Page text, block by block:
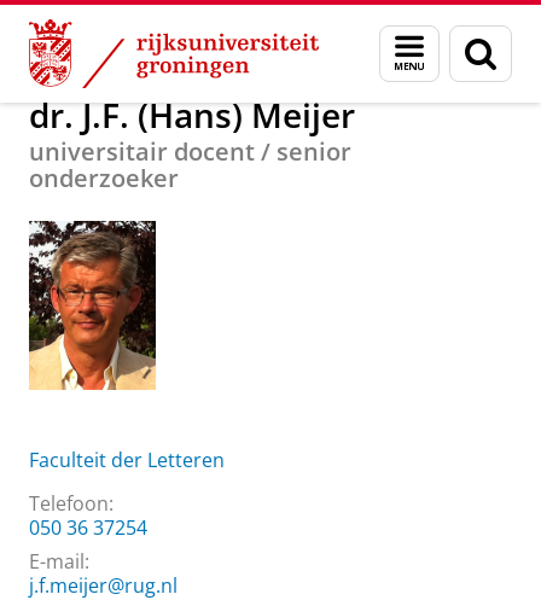
Skip
Content
Skip
Navigation
Menu
en
zoeken
Over ons dr. J.F. (Hans) Meijer
dr. J.F. (Hans) Meijer
universitair docent / senior
onderzoeker
Faculteit der Letteren
Telefoon:
050 36 37254
E-mail:
j.f.meijer@rug.nl